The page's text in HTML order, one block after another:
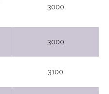
3000
3000
3100